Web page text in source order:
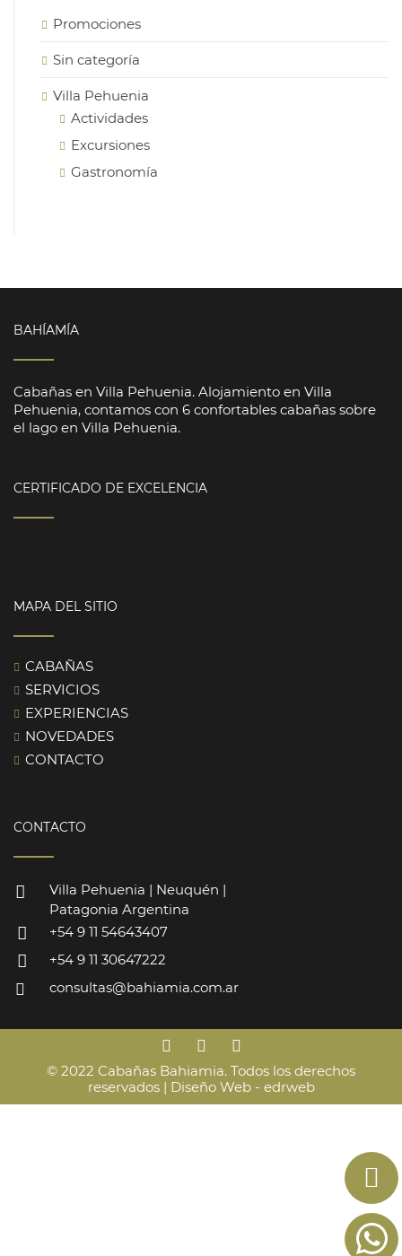
Promociones
Sin categoría
Villa Pehuenia
Actividades
Excursiones
Gastronomía
BAHÍAMÍA
Cabañas en Villa Pehuenia. Alojamiento en Villa
Pehuenia, contamos con 6 confortables cabañas sobre
el lago en Villa Pehuenia.
CERTIFICADO DE EXCELENCIA
MAPA DEL SITIO
CABAÑAS
SERVICIOS
EXPERIENCIAS
NOVEDADES
CONTACTO
CONTACTO
Villa Pehuenia | Neuquén |
Patagonia Argentina
+54 9 11 54643407
+54 9 11 30647222
consultas@bahiamia.com.ar
© 2022 Cabañas Bahiamia. Todos los derechos
reservados | Diseño Web - edrweb